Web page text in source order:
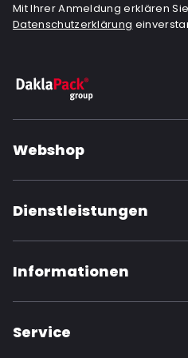
Mit Ihrer Anmeldung erklären
Datenschutzerklärung
Webshop
Dienstleistungen
Informationen
Service